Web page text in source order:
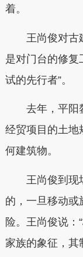
着。
王尚俊对古
是对门台的修复
试的先行者”。
去年，平阳
经贸项目的土地
何建筑物。
王尚俊到现
的，一旦移动或
险。王尚俊说：
家族的象征，其